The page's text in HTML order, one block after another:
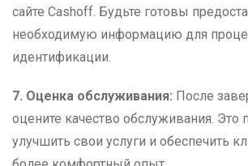
сайте Cashoff. Будьте готовы
необходимую информацию для
идентификации.
7. Оценка обслуживания: После
оцените качество обслуживания.
улучшить свои услуги и обеспечить